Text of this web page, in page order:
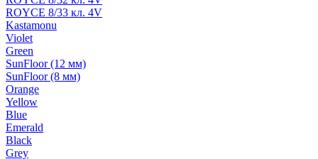
ROYCE 8/33 кл. 4V
Kastamonu
Violet
Green
SunFloor (12 мм)
SunFloor (8 мм)
Orange
Yellow
Blue
Emerald
Black
Grey